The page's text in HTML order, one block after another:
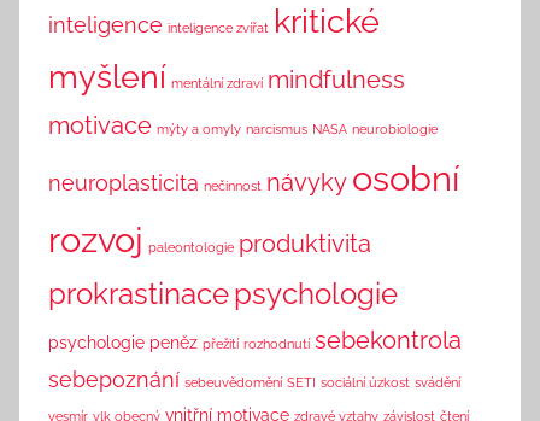
inteligence inteligence zvířat kritické
myšlení mentální zdraví mindfulness
motivace mýty a omyly narcismus NASA neurobiologie
neuroplasticita nečinnost návyky osobní
rozvoj paleontologie produktivita
prokrastinacepsychologie
psychologie peněz přežití rozhodnutí sebekontrola
sebepoznání sebeuvědomění SETI sociální úzkost svádění
vesmír vlk obecný vnitřní motivace zdravé vztahy závislost čtení